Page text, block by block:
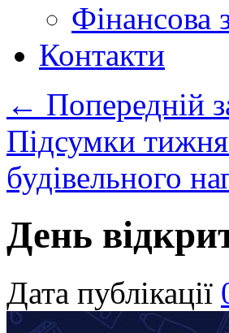
Фінансова
Контакти
← Попередній
Підсумки тижня
будівельного
День
Дата публікації